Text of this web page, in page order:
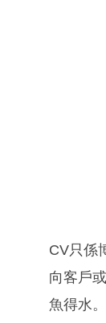
CV只係
向客戶
魚得水。